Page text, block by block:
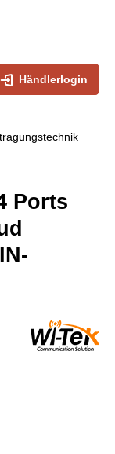
Händlerlogin
Ports